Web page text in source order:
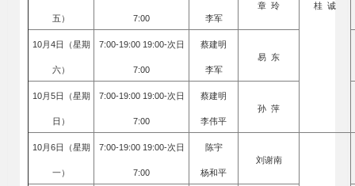
桂 诚
五） 7:00 李军
章 玲
10月4日（星期
六）
7:00-19:00 19:00-次日
7:00
蔡建明
李军
易 东
10月5日（星期
日）
7:00-19:00 19:00-次日
7:00
蔡建明
李伟平
孙 萍
10月6日（星期
一）
7:00-19:00 19:00-次日
7:00
陈宇
杨和平
刘谢南